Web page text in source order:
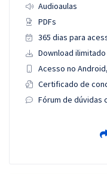
Audioaulas
PDFs
365 dias para
Download ilimitado
Acesso no
Certificado de
Fórum de dúvidas